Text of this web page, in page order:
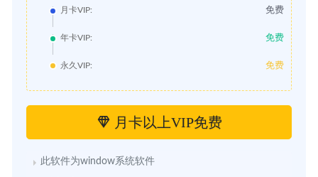
月卡VIP: 免费
年卡VIP: 免费
永久VIP: 免费
月卡以上VIP免费
此软件为window系统软件